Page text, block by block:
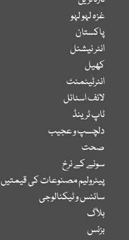
غزہ لہو لہو
پاکستان
انٹر نیشنل
کھیل
انٹرٹینمنٹ
لائف اسٹائل
ٹاپ ٹرینڈ
دلچسپ و عجیب
صحت
سونے کے نرخ
پیٹرولیم مصنوعات کی قیمتیں
سائنس و ٹیکنالوجی
بلاگ
بزنس